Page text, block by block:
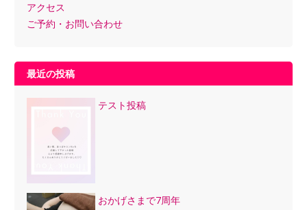
アクセス
ご予約・お問い合わせ
最近の投稿
テスト投稿
おかげさまで7周年